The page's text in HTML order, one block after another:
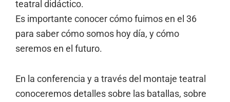
teatral didáctico.
Es importante conocer cómo fuimos en el 36
para saber cómo somos hoy día, y cómo
seremos en el futuro.
En la conferencia y a través del montaje teatral
conoceremos detalles sobre las batallas, sobre